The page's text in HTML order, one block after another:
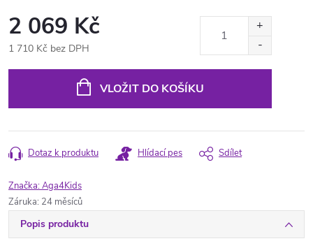
2 069 Kč
1 710 Kč bez DPH
VLOŽIT DO KOŠÍKU
Dotaz k produktu Hlídací pes Sdílet
Značka:Aga4Kids
Záruka: 24 měsíců
Popis produktu